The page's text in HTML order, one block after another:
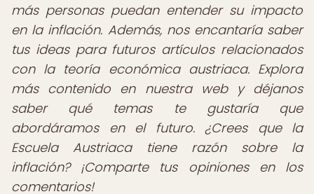
más personas puedan entender su impacto
en la inflación. Además, nos encantaría saber
tus ideas para futuros artículos relacionados
con la teoría económica austriaca. Explora
más contenido en nuestra web y déjanos
saber qué temas te gustaría que
abordáramos en el futuro. ¿Crees que la
Escuela Austriaca tiene razón sobre la
inflación? ¡Comparte tus opiniones en los
comentarios!